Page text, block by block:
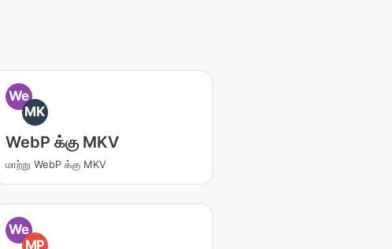
We
MK
WebP க்கு MKV
மாற்று WebP க்கு MKV
We
MP